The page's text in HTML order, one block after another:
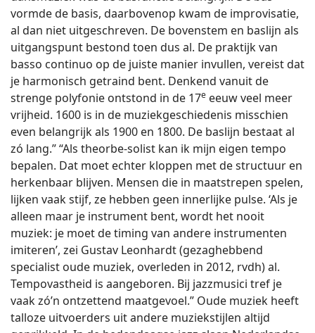
vormde de basis, daarbovenop kwam de improvisatie,
al dan niet uitgeschreven. De bovenstem en baslijn als
uitgangspunt bestond toen dus al. De praktijk van
basso continuo op de juiste manier invullen, vereist dat
je harmonisch getraind bent. Denkend vanuit de
strenge polyfonie ontstond in de 17e eeuw veel meer
vrijheid. 1600 is in de muziekgeschiedenis misschien
even belangrijk als 1900 en 1800. De baslijn bestaat al
zó lang.” “Als theorbe-solist kan ik mijn eigen tempo
bepalen. Dat moet echter kloppen met de structuur en
herkenbaar blijven. Mensen die in maatstrepen spelen,
lijken vaak stijf, ze hebben geen innerlijke pulse. ‘Als je
alleen maar je instrument bent, wordt het nooit
muziek: je moet de timing van andere instrumenten
imiteren’, zei Gustav Leonhardt (gezaghebbend
specialist oude muziek, overleden in 2012, rvdh) al.
Tempovastheid is aangeboren. Bij jazzmusici tref je
vaak zó’n ontzettend maatgevoel.” Oude muziek heeft
talloze uitvoerders uit andere muziekstijlen altijd